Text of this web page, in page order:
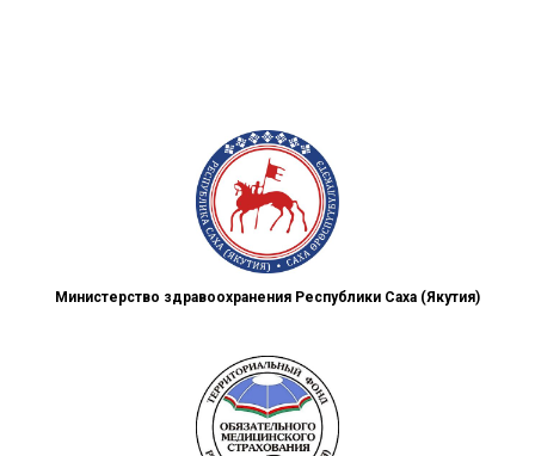
Министерство здравоохранения Республики Саха (Якутия)